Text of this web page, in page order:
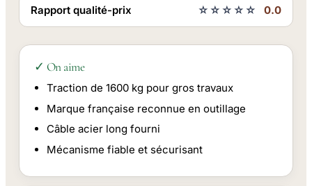
Rapport qualité-prix ☆☆☆☆☆ 0.0
✓ On aime
Traction de 1600 kg pour gros travaux
Marque française reconnue en outillage
Câble acier long fourni
Mécanisme fiable et sécurisant